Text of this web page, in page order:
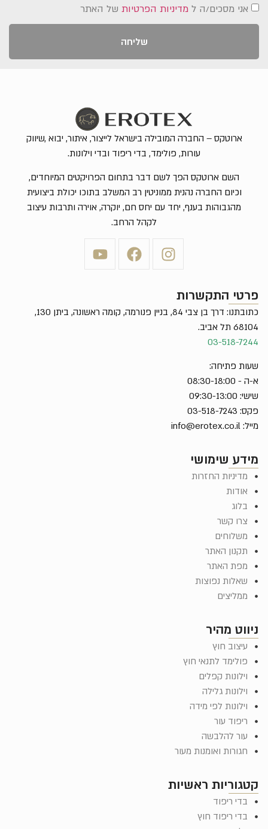
אני מסכים/ה ל מדיניות הפרטיות של האתר
שליחה
קטגוריות ראשיות
בדי ריפוד
בדי ריפוד חוץ
ניווט מהיר
עיצוב חוץ
פולימד לתנאי חוץ
וילונות קפלים
וילונות גלילה
וילונות לפי מידה
ריפוד עור
עור להלבשה
חגורות ואומנות מעור
מידע שימושי
מדיניות החזרות
אודות
בלוג
צרו קשר
משלוחים
תקנון האתר
מפת האתר
שאלות נפוצות
ממליצים
פרטי התקשרות
כתובתנו: דרך בן צבי 84, בניין פנורמה, קומה ראשונה, ביתן 130,
68104 תל אביב.
03-518-7244
שעות פתיחה:
א-ה - 08:30-18:00
שישי: 09:30-13:00
פקס: 03-518-7243
מייל: info@erotex.co.il
ארוטקס – החברה המובילה בישראל לייצור, איתור, יבוא ,שיווק
עורות, פולימד, בדי ריפוד ובדי וילונות.
השם ארוטקס הפך לשם דבר בתחום הפרויקטים המיוחדים,
וכיום החברה נהנית ממוניטין רב המשלב בתוכו יכולת ביצועית
מהגבוהות בענף, יחד עם יחס חם, יוקרה, אוירה ותרבות עיצוב
לקהל הרחב.